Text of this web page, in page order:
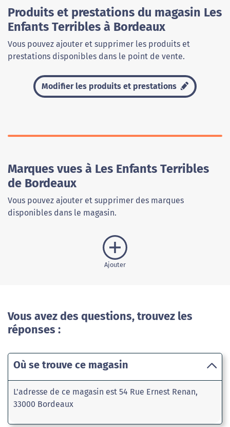
Produits et prestations du magasin Les
Enfants Terribles à Bordeaux
Vous pouvez ajouter et supprimer les produits et
prestations disponibles dans le point de vente.
Modifier les produits et prestations
Marques vues à Les Enfants Terribles
de Bordeaux
Vous pouvez ajouter et supprimer des marques
disponibles dans le magasin.
Ajouter
Vous avez des questions, trouvez les
réponses :
Où se trouve ce magasin
L'adresse de ce magasin est 54 Rue Ernest Renan,
33000 Bordeaux